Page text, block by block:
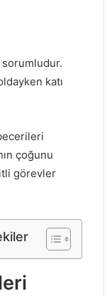
katı
çoğunu
görevler